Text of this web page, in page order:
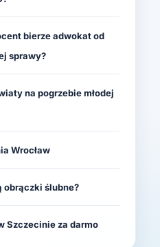
bierze adwokat od
sprawy?
na pogrzebie młodej
Wrocław
obrączki ślubne?
Szczecinie za darmo